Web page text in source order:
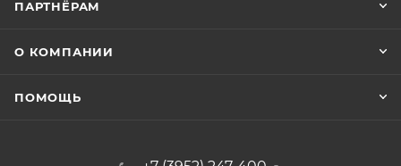
ПАРТНЁРАМ
О КОМПАНИИ
ПОМОЩЬ